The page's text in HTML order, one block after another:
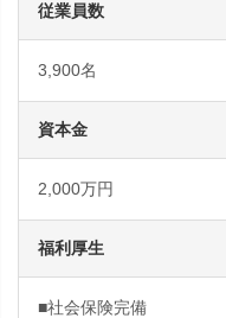
従業員数
3,900名
資本金
2,000万円
福利厚生
■社会保険完備